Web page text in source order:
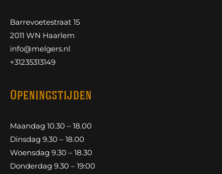
Barrevoetestraat 15
2011 WN Haarlem
info@melgers.nl
+31235313149
Openingstijden
Maandag 10.30 – 18.00
Dinsdag 9.30 – 18.00
Woensdag 9.30 – 18.30
Donderdag 9.30 – 19:00